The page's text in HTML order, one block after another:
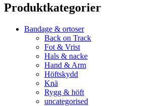
Produktkategorier
Bandage & ortoser
Back on Track
Fot & Vrist
Hals & nacke
Hand & Arm
Höftskydd
Knä
Rygg & höft
uncategorised